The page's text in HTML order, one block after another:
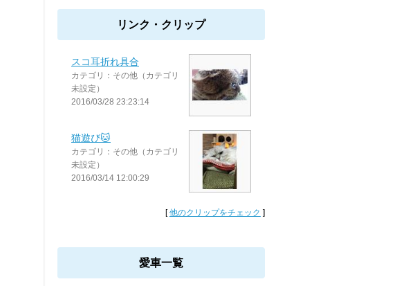
リンク・クリップ
スコ耳折れ具合
カテゴリ：その他（カテゴリ
未設定）
2016/03/28 23:23:14
猫遊び🐱
カテゴリ：その他（カテゴリ
未設定）
2016/03/14 12:00:29
[他のクリップをチェック ]
愛車一覧